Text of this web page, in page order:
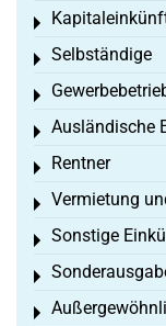
Toggle menu
Selbständige
Toggle menu
Toggle menu
Ausländische
Toggle menu
Rentner
Toggle menu
Vermietung
Toggle menu
Sonstige
Toggle menu
Toggle menu
Toggle menu